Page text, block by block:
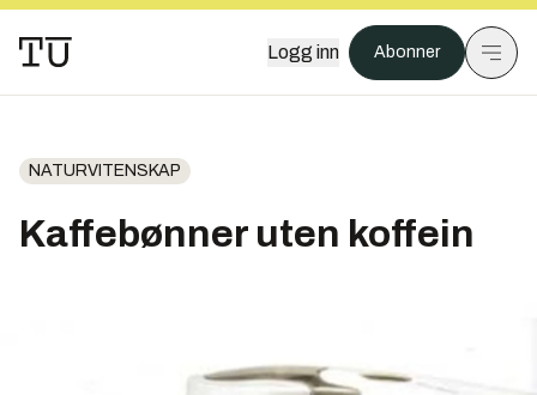
Logg inn Abonner
NATURVITENSKAP
Kaffebønner uten koffein